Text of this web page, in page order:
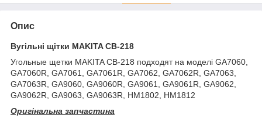
Опис
Вугільні щітки MAKITA CB-218
Угольные щетки MAKITA CB-218 подходят на моделі GA7060,
GA7060R, GA7061, GA7061R, GA7062, GA7062R, GA7063,
GA7063R, GA9060, GA9060R, GA9061, GA9061R, GA9062,
GA9062R, GA9063, GA9063R, HM1802, HM1812
Оригінальна запчастина